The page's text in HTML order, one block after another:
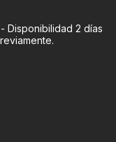
Disponibilidad 2 días